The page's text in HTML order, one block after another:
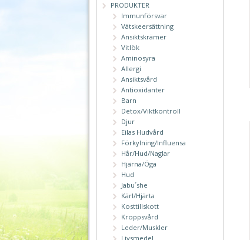
PRODUKTER
Immunförsvar
Vätskeersättning
Ansiktskrämer
Vitlök
Aminosyra
Allergi
Ansiktsvård
Antioxidanter
Barn
Detox/Viktkontroll
Djur
Eilas Hudvård
Förkylning/Influensa
Hår/Hud/Naglar
Hjärna/Öga
Hud
Jabu´she
Kärl/Hjärta
Kosttillskott
Kroppsvård
Leder/Muskler
Livsmedel